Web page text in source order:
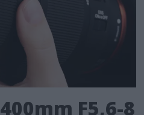
F5,6-8